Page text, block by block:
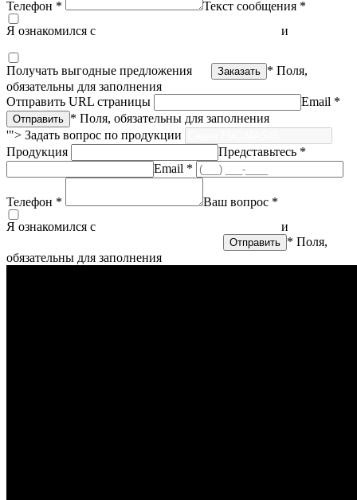
Телефон *
Текст сообщения *
Я ознакомился с
и
Получать выгодные предложения
* Поля,
обязательны для заполнения
Отправить URL страницы
Email *
* Поля, обязательны для заполнения
'"> Задать вопрос по продукции
Продукция
Представьтесь *
Email *
Телефон *
Ваш вопрос *
Я ознакомился с
и
* Поля,
обязательны для заполнения